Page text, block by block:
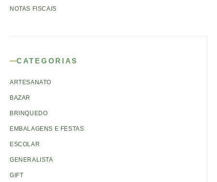
NOTAS FISCAIS
CATEGORIAS
ARTESANATO
BAZAR
BRINQUEDO
EMBALAGENS E FESTAS
ESCOLAR
GENERALISTA
GIFT